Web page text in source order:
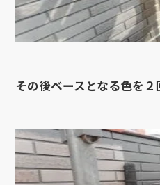
その後ベースとなる色を２